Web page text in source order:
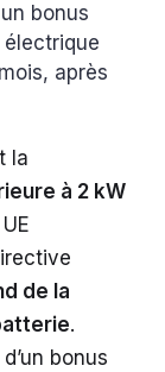
bonus
après
la
à 2 kW
de la
.
bonus